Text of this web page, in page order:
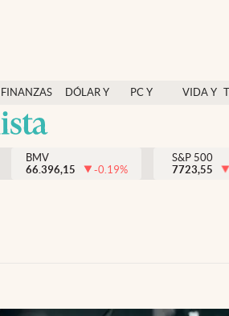
FINANZAS
Y
ECONOMÍA
DÓLAR Y
PC Y
VIDA Y
México
BMV
66.396,15
-0.19%
S&P 500
7723,55